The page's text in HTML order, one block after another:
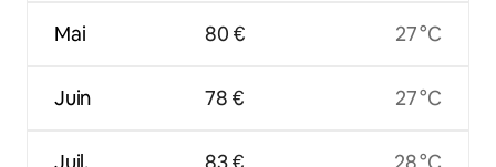
Mai
Juin
80 €
78 €
27 °C
27 °C